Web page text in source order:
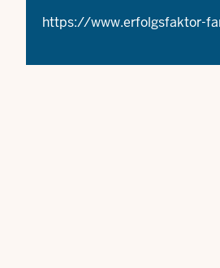
https://www.erfolgsfaktor-